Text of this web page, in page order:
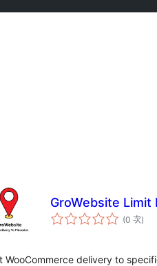
GroWebsite Limit
(0 次評
分)
WooCommerce delivery to